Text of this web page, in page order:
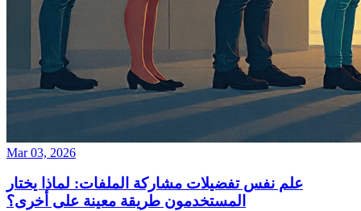
Mar 03, 2026
علم نفس تفضيلات مشاركة الملفات: لماذا يختار
المستخدمون طريقة معينة على أخرى؟